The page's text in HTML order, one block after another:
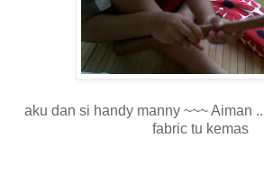
aku dan si handy manny ~~~ Aiman
fabric tu kemas